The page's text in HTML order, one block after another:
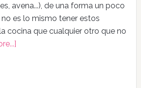
avena...), de una forma un poco
es lo mismo tener estos
cocina que cualquier otro que no